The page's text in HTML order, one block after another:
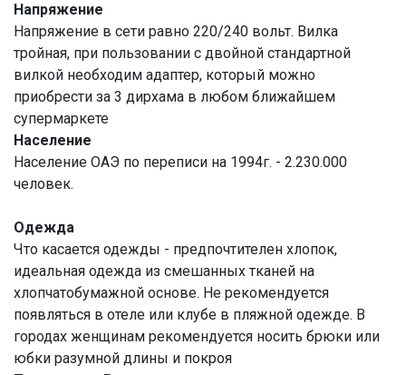
Напряжение
Напряжение в сети равно 220/240 вольт. Вилка
тройная, при пользовании с двойной стандартной
вилкой необходим адаптер, который можно
приобрести за 3 дирхама в любом ближайшем
супермаркете
Население
Население ОАЭ по переписи на 1994г. - 2.230.000
человек.
Одежда
Что касается одежды - предпочтителен хлопок,
идеальная одежда из смешанных тканей на
хлопчатобумажной основе. Не рекомендуется
появляться в отеле или клубе в пляжной одежде. В
городах женщинам рекомендуется носить брюки или
юбки разумной длины и покроя